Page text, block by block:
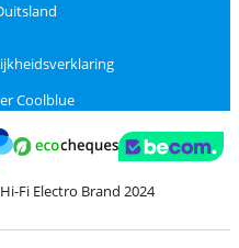
Coolblue
via ClickToPay
met PayPal
Fi Electro Brand 2024